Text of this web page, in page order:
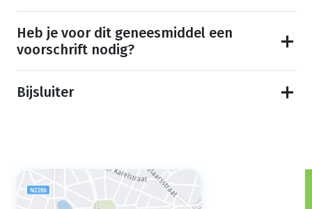
Heb je voor dit geneesmiddel een
voorschrift nodig?
Bijsluiter